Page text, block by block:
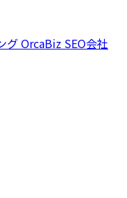
OrcaBiz SEO会社